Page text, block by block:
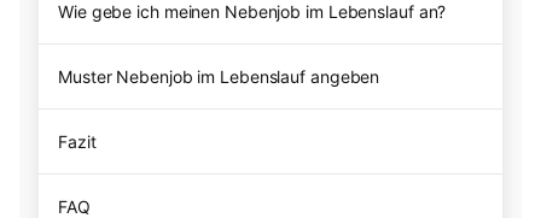
Wie gebe ich meinen Nebenjob im Lebenslauf an?
Muster Nebenjob im Lebenslauf angeben
Fazit
FAQ